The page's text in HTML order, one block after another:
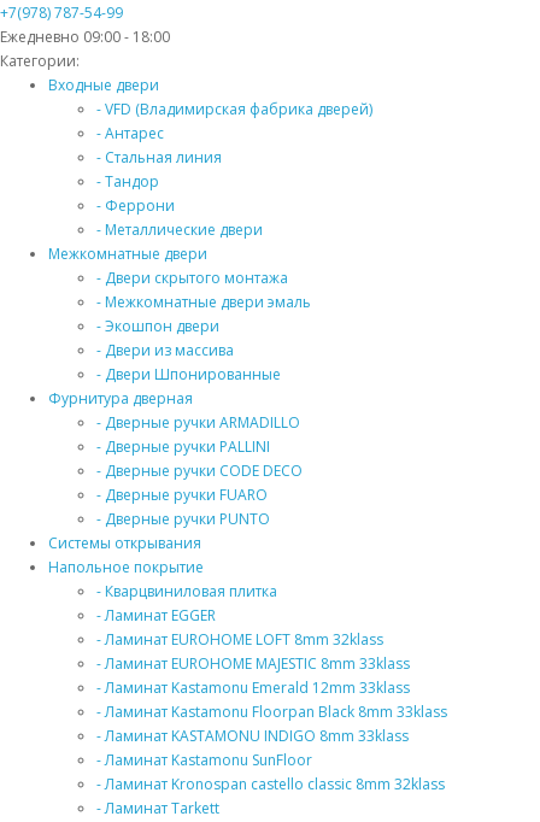
+7(978) 787-54-99
Ежедневно 09:00 - 18:00
Категории:
Входные двери
- VFD (Владимирская фабрика дверей)
- Антарес
- Стальная линия
- Тандор
- Феррони
- Металлические двери
Межкомнатные двери
- Двери скрытого монтажа
- Межкомнатные двери эмаль
- Экошпон двери
- Двери из массива
- Двери Шпонированные
Фурнитура дверная
- Дверные ручки ARMADILLO
- Дверные ручки PALLINI
- Дверные ручки CODE DECO
- Дверные ручки FUARO
- Дверные ручки PUNTO
Системы открывания
Напольное покрытие
- Кварцвиниловая плитка
- Ламинат EGGER
- Ламинат EUROHOME LOFT 8mm 32klass
- Ламинат EUROHOME MAJESTIC 8mm 33klass
- Ламинат Kastamonu Emerald 12mm 33klass
- Ламинат Kastamonu Floorpan Black 8mm 33klass
- Ламинат KASTAMONU INDIGO 8mm 33klass
- Ламинат Kastamonu SunFloor
- Ламинат Kronospan castello classic 8mm 32klass
- Ламинат Tarkett